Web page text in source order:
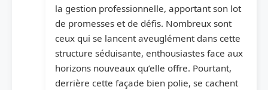
la gestion professionnelle, apportant son lot
de promesses et de défis. Nombreux sont
ceux qui se lancent aveuglément dans cette
structure séduisante, enthousiastes face aux
horizons nouveaux qu’elle offre. Pourtant,
derrière cette façade bien polie, se cachent